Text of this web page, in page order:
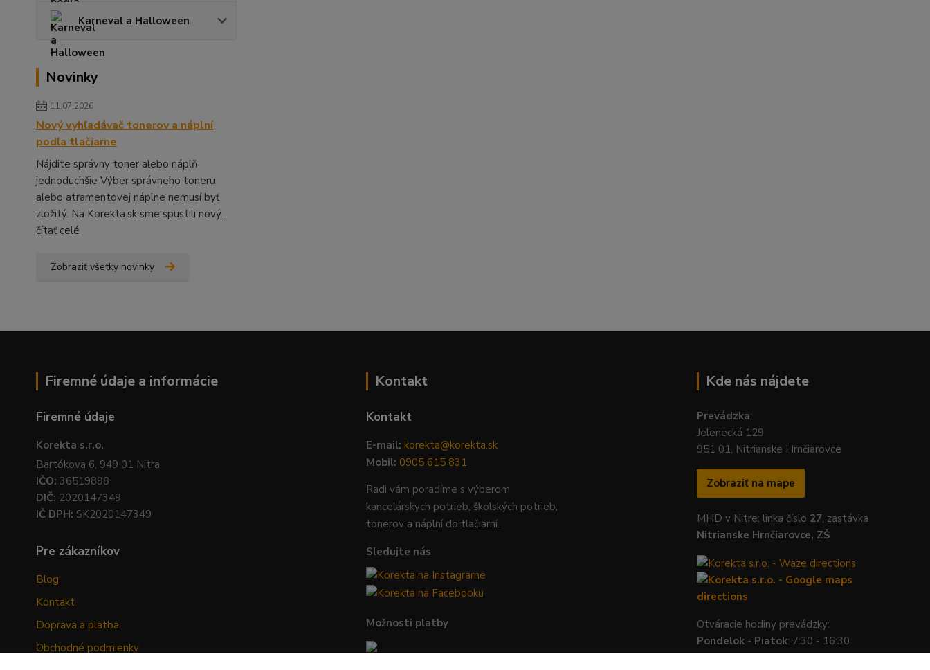
Karneval a Halloween
Novinky
11.07.2026
Nový vyhľadávač tonerov a náplní
podľa tlačiarne
Nájdite správny toner alebo náplň
jednoduchšie Výber správneho toneru
alebo atramentovej náplne nemusí byť
zložitý. Na Korekta.sk sme spustili nový...
čítať celé
Zobraziť všetky novinky
Firemné údaje a informácie
Firemné údaje
Korekta s.r.o.
Bartókova 6, 949 01 Nitra
IČO: 36519898
DIČ: 2020147349
IČ DPH: SK2020147349
Pre zákazníkov
Blog
Kontakt
Doprava a platba
Obchodné podmienky
Kontakt
Kontakt
E-mail: korekta@korekta.sk
Mobil: 0905 615 831
Radi vám poradíme s výberom
kancelárskych potrieb, školských potrieb,
tonerov a náplní do tlačiarní.
Sledujte nás
Možnosti platby
Kde nás nájdete
Prevádzka:
Jelenecká 129
951 01, Nitrianske Hrnčiarovce
Zobraziť na mape
MHD v Nitre: linka číslo 27, zastávka
Nitrianske Hrnčiarovce, ZŠ
Otváracie hodiny prevádzky:
Pondelok - Piatok: 7:30 - 16:30